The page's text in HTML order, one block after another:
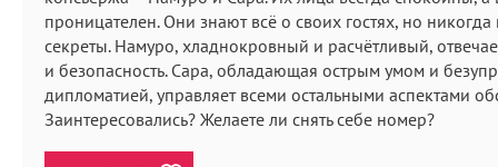
проницателен. Они знают всё о своих гостях, но
секреты. Намуро, хладнокровный и расчётливый,
и безопасность. Сара, обладающая острым умом и
дипломатией, управляет всеми остальными аспектами
Заинтересовались? Желаете ли снять себе номер?